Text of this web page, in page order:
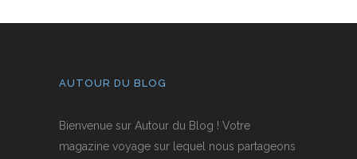
AUTOUR DU BLOG
Bienvenue sur Autour du Blog ! Votre
magazine voyage sur lequel nous partageons